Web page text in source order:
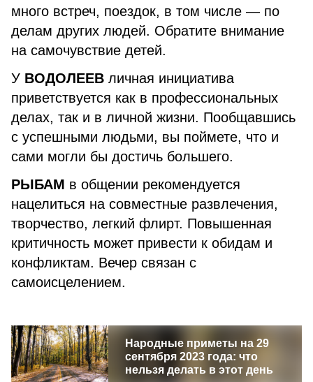
много встреч, поездок, в том числе — по
делам других людей. Обратите внимание
на самочувствие детей.
У ВОДОЛЕЕВ личная инициатива
приветствуется как в профессиональных
делах, так и в личной жизни. Пообщавшись
с успешными людьми, вы поймете, что и
сами могли бы достичь большего.
РЫБАМ в общении рекомендуется
нацелиться на совместные развлечения,
творчество, легкий флирт. Повышенная
критичность может привести к обидам и
конфликтам. Вечер связан с
самоисцелением.
Народные приметы на 29
сентября 2023 года: что
нельзя делать в этот день